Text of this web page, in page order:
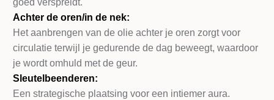
goed verspreidt.
Achter de oren/in de nek:
Het aanbrengen van de olie achter je oren zorgt voor
circulatie terwijl je gedurende de dag beweegt, waardoor
je wordt omhuld met de geur.
Sleutelbeenderen:
Een strategische plaatsing voor een intiemer aura.